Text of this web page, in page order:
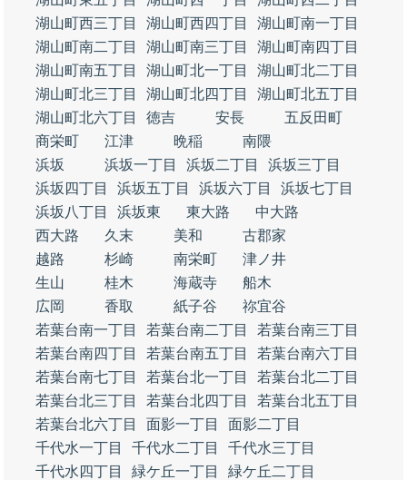
湖山町西三丁目
湖山町西四丁目
湖山町南一丁目
湖山町南二丁目
湖山町南三丁目
湖山町南四丁目
湖山町南五丁目
湖山町北一丁目
湖山町北二丁目
湖山町北三丁目
湖山町北四丁目
湖山町北五丁目
湖山町北六丁目
徳吉 安長
五反田町
商栄町
江津 晩稲
南隈
浜坂
浜坂一丁目 浜坂二丁目
浜坂三丁目
浜坂四丁目
浜坂五丁目 浜坂六丁目
浜坂七丁目
浜坂八丁目
浜坂東 東大路
中大路
西大路
久末 美和
古郡家
越路
杉崎 南栄町
津ノ井
生山
桂木 海蔵寺
船木
広岡
香取 紙子谷
祢宜谷
若葉台南一丁目
若葉台南二丁目
若葉台南三丁目
若葉台南四丁目
若葉台南五丁目
若葉台南六丁目
若葉台南七丁目
若葉台北一丁目
若葉台北二丁目
若葉台北三丁目
若葉台北四丁目
若葉台北五丁目
若葉台北六丁目
面影一丁目
面影二丁目
千代水一丁目
千代水二丁目
千代水三丁目
千代水四丁目
緑ケ丘一丁目
緑ケ丘二丁目